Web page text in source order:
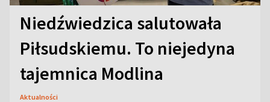
Niedźwiedzica salutowała
Piłsudskiemu. To niejedyna
tajemnica Modlina
Aktualności